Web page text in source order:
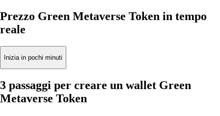
Prezzo Green Metaverse Token in tempo
reale
Inizia in pochi minuti
3 passaggi per creare un wallet Green
Metaverse Token